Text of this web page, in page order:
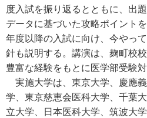
度入試を振り返るとともに、出
データに基づいた攻略ポイント
年度以降の入試に向け、今やっ
針も説明する。講演は、麹町校
豊富な経験をもとに医学部受験
実施大学は、東京大学、慶應
学、東京慈恵会医科大学、千葉
立大学、日本医科大学、筑波大